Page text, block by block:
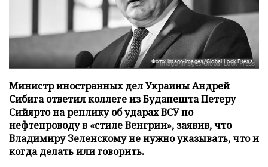
Фото: imago-images/Global Look Press
Министр иностранных дел Украины Андрей
Сибига ответил коллеге из Будапешта Петеру
Сийярто на реплику об ударах ВСУ по
нефтепроводу в «стиле Венгрии», заявив, что
Владимиру Зеленскому не нужно указывать, что и
когда делать или говорить.